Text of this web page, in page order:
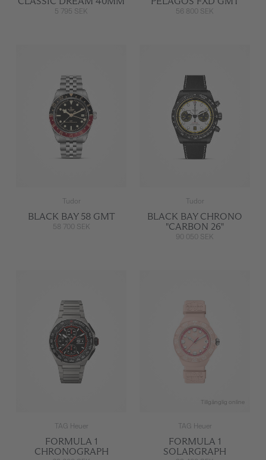
5 795 SEK 56 800 SEK
Tudor
BLACK BAY 58 GMT
58 700 SEK
Tudor
BLACK BAY CHRONO
"CARBON 26"
90 050 SEK
TAG Heuer
FORMULA 1
CHRONOGRAPH
Tillgänglig online
TAG Heuer
FORMULA 1
SOLARGRAPH